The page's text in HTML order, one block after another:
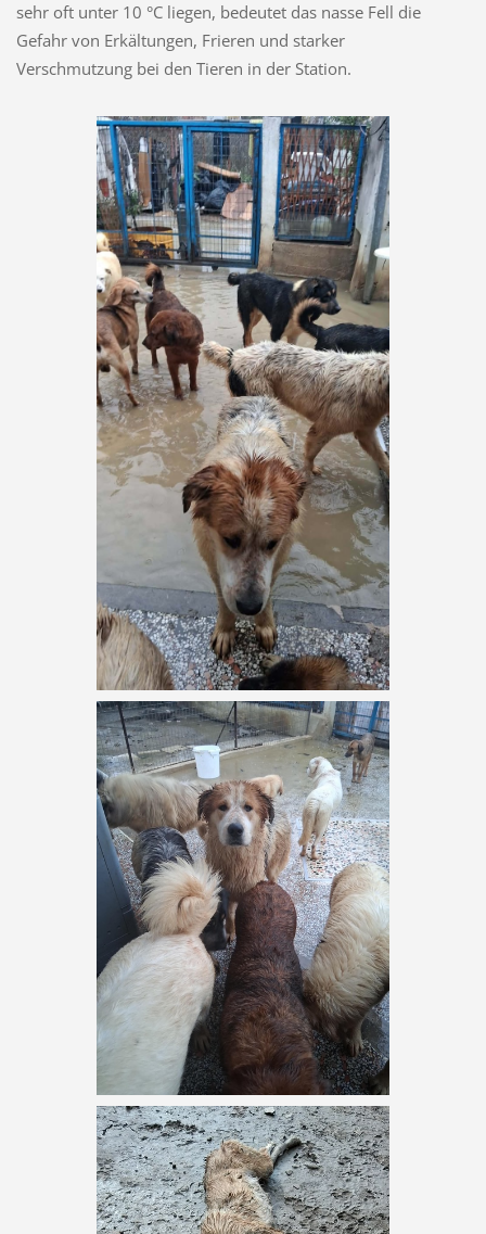
sehr oft unter 10 °C liegen, bedeutet das nasse Fell die
Gefahr von Erkältungen, Frieren und starker
Verschmutzung bei den Tieren in der Station.